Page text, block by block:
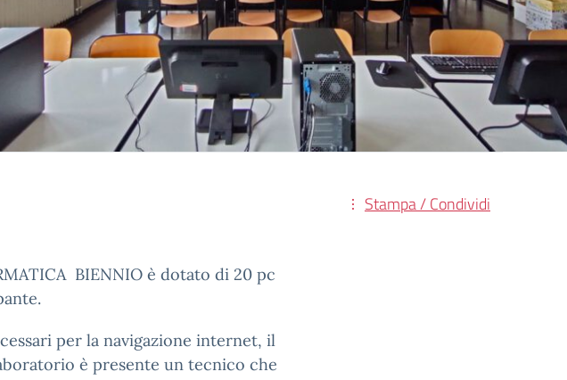
Stampa / Condividi
BIENNIO è dotato di 20 pc
per la navigazione internet, il
è presente un tecnico che